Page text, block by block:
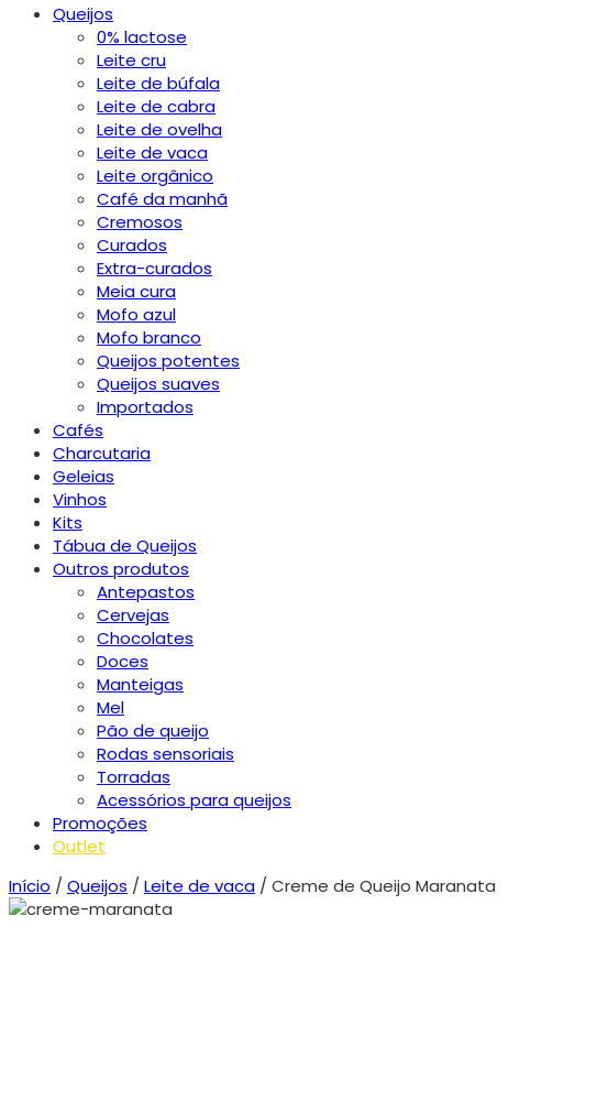
Queijos
0% lactose
Leite cru
Leite de búfala
Leite de cabra
Leite de ovelha
Leite de vaca
Leite orgânico
Café da manhã
Cremosos
Curados
Extra-curados
Meia cura
Mofo azul
Mofo branco
Queijos potentes
Queijos suaves
Importados
Cafés
Charcutaria
Geleias
Vinhos
Kits
Tábua de Queijos
Outros produtos
Antepastos
Cervejas
Chocolates
Doces
Manteigas
Mel
Pão de queijo
Rodas sensoriais
Torradas
Acessórios para queijos
Promoções
Outlet
Início /Queijos /Leite de vaca / Creme de Queijo Maranata